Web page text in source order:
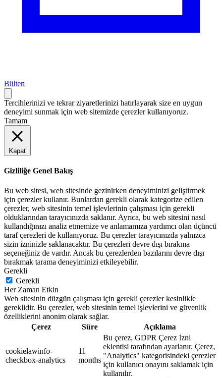
Bülten
Tercihlerinizi ve tekrar ziyaretlerinizi hatırlayarak size en uygun
deneyimi sunmak için web sitemizde çerezler kullanıyoruz.
Tamam
Kapat
Gizliliğe Genel Bakış
Bu web sitesi, web sitesinde gezinirken deneyiminizi geliştirmek
için çerezler kullanır. Bunlardan gerekli olarak kategorize edilen
çerezler, web sitesinin temel işlevlerinin çalışması için gerekli
olduklarından tarayıcınızda saklanır. Ayrıca, bu web sitesini nasıl
kullandığınızı analiz etmemize ve anlamamıza yardımcı olan üçüncü
taraf çerezleri de kullanıyoruz. Bu çerezler tarayıcınızda yalnızca
sizin izninizle saklanacaktır. Bu çerezleri devre dışı bırakma
seçeneğiniz de vardır. Ancak bu çerezlerden bazılarını devre dışı
bırakmak tarama deneyiminizi etkileyebilir.
Gerekli
Gerekli
Her Zaman Etkin
Web sitesinin düzgün çalışması için gerekli çerezler kesinlikle
gereklidir. Bu çerezler, web sitesinin temel işlevlerini ve güvenlik
özelliklerini anonim olarak sağlar.
Çerez
Süre Açıklama
cookielawinfo-
checkbox-analytics
11
months
Bu çerez, GDPR Çerez İzni
eklentisi tarafından ayarlanır. Çerez,
"Analytics" kategorisindeki çerezler
için kullanıcı onayını saklamak için
kullanılır.